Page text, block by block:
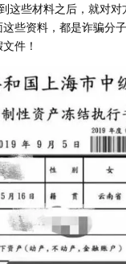
些材料之后，就对对
些资料，都是诈骗分
件！